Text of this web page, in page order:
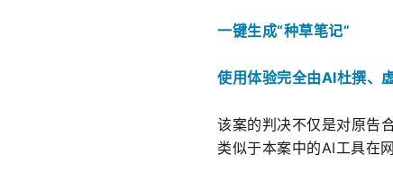
一键生成“种草笔记”
使用体验完全由AI杜撰、
该案的判决不仅是对原告
类似于本案中的AI工具在